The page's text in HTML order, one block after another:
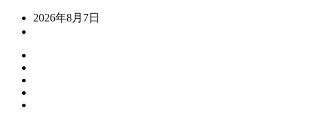
2026年8月7日